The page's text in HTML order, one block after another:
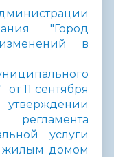
"Город
в
11 сентября
услуги
жилым домом